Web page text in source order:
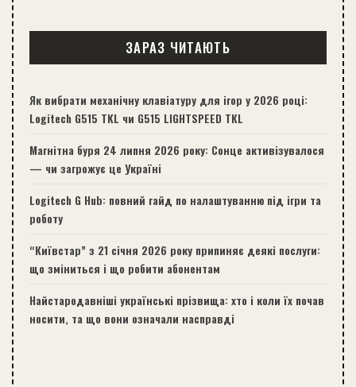
ЗАРАЗ ЧИТАЮТЬ
Як вибрати механічну клавіатуру для ігор у 2026 році:
Logitech G515 TKL чи G515 LIGHTSPEED TKL
Магнітна буря 24 липня 2026 року: Сонце активізувалося
— чи загрожує це Україні
Logitech G Hub: повний гайд по налаштуванню під ігри та
роботу
“Київстар” з 21 січня 2026 року припиняє деякі послуги:
що зміниться і що робити абонентам
Найстародавніші українські прізвища: хто і коли їх почав
носити, та що вони означали насправді